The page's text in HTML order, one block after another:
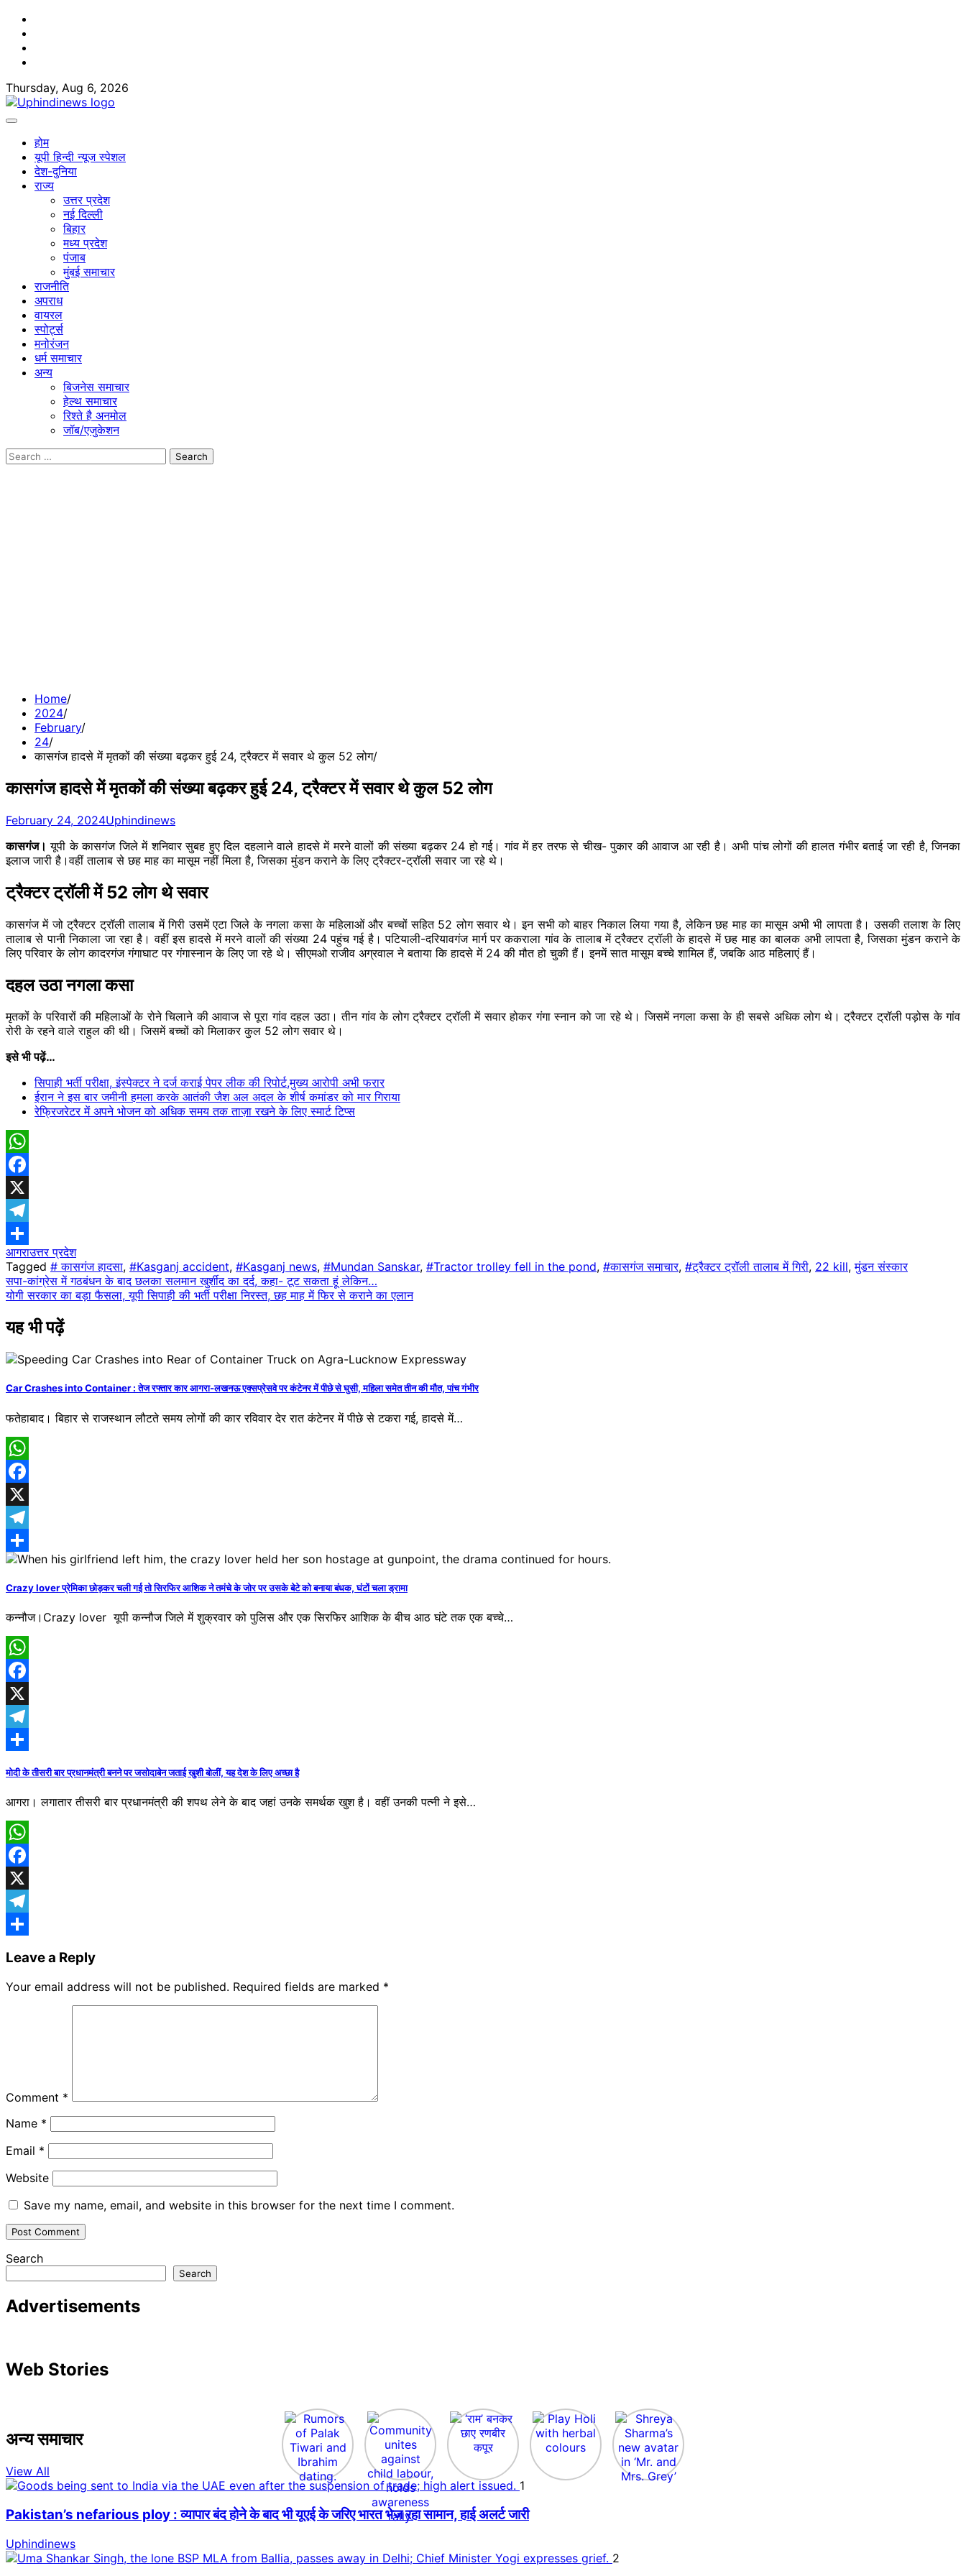
Skip
content
Thursday, Aug 6, 2026
होम
यूपी हिन्दी न्यूज स्पेशल
देश-दुनिया
राज्य
उत्तर प्रदेश
नई दिल्ली
बिहार
मध्य प्रदेश
पंजाब
मुंबई समाचार
राजनीति
अपराध
वायरल
स्पोर्ट्स
मनोरंजन
धर्म समाचार
अन्य
बिजनेस समाचार
हेल्थ समाचार
रिश्ते है अनमोल
जॉब/एजुकेशन
Search
Home
2024
February
24
कासगंज हादसे में मृतकों की संख्या बढ़कर हुई 24, ट्रैक्टर में सवार थे कुल 52 लोग
कासगंज हादसे में मृतकों की संख्या बढ़कर हुई 24, ट्रैक्टर में सवार थे कुल 52 लोग
February 24, 2024Uphindinews
कासगंज। यूपी के कासगंज जिले में शनिवार सुबह हुए दिल दहलाने वाले हादसे में मरने वालों की संख्या बढ़कर 24 हो गई। गांव में हर तरफ से चीख- पुकार की आवाज आ रही है। अभी पांच लोगों की हालत गंभीर बताई जा रही है, जिनका
इलाज जारी है।वहीं तालाब से छह माह का मासूम नहीं मिला है, जिसका मुंडन कराने के लिए ट्रैक्टर-ट्रॉली सवार जा रहे थे।
ट्रैक्टर ट्रॉली में 52 लोग थे सवार
कासगंज में जो ट्रैक्टर ट्रॉली तालाब में गिरी उसमें एटा जिले के नगला कसा के महिलाओं और बच्चों सहित 52 लोग सवार थे। इन सभी को बाहर निकाल लिया गया है, लेकिन छह माह का मासूम अभी भी लापता है। उसकी तलाश के लिए
तालाब से पानी निकाला जा रहा है। वहीं इस हादसे में मरने वालों की संख्या 24 पहुंच गई है। पटियाली-दरियावगंज मार्ग पर ककराला गांव के तालाब में ट्रैक्टर ट्रॉली के हादसे में छह माह का बालक अभी लापता है, जिसका मुंडन कराने के
लिए परिवार के लोग कादरगंज गंगाघाट पर गंगास्नान के लिए जा रहे थे। सीएमओ राजीव अग्रवाल ने बताया कि हादसे में 24 की मौत हो चुकी हैं। इनमें सात मासूम बच्चे शामिल हैं, जबकि आठ महिलाएं हैं।
दहल उठा नगला कसा
मृतकों के परिवारों की महिलाओं के रोने चिलाने की आवाज से पूरा गांव दहल उठा। तीन गांव के लोग ट्रैक्टर ट्रॉली में सवार होकर गंगा स्नान को जा रहे थे। जिसमें नगला कसा के ही सबसे अधिक लोग थे। ट्रैक्टर ट्रॉली पड़ोस के गांव
रोरी के रहने वाले राहुल की थी। जिसमें बच्चों को मिलाकर कुल 52 लोग सवार थे।
इसे भी पढ़ें…
सिपाही भर्ती परीक्षा, इंस्पेक्टर ने दर्ज कराई पेपर लीक की रिपोर्ट,मुख्य आरोपी अभी फरार
ईरान ने इस बार जमीनी हमला करके आतंकी जैश अल अदल के शीर्ष कमांडर को मार गिराया
रेफ्रिजरेटर में अपने भोजन को अधिक समय तक ताज़ा रखने के लिए स्मार्ट टिप्स
WhatsApp
Facebook
X
Telegram
Share
आगराउत्तर प्रदेश
Tagged # कासगंज हादसा, #Kasganj accident, #Kasganj news, #Mundan Sanskar, #Tractor trolley fell in the pond, #कासगंज समाचार, #ट्रैक्टर ट्रॉली तालाब में गिरी, 22 kill,मुंडन संस्कार
Post
navigation
सपा-कांग्रेस में गठबंधन के बाद छलका सलमान खुर्शीद का दर्द, कहा- टूट सकता हूं लेकिन…
योगी सरकार का बड़ा फैसला, यूपी सिपाही की भर्ती परीक्षा निरस्त, छह माह में फिर से कराने का एलान
यह भी पढ़ें
Car Crashes into Container : तेज रफ्तार कार आगरा-लखनऊ एक्सप्रेसवे पर कंटेनर में पीछे से घुसी, महिला समेत तीन की मौत, पांच गंभीर
फतेहाबाद। बिहार से राजस्थान लौटते समय लोगों की कार रविवार देर रात कंटेनर में पीछे से टकरा गई, हादसे में…
WhatsApp
Facebook
X
Telegram
Share
Crazy lover प्रेमिका छोड़कर चली गई तो सिरफिर आशिक ने तमंचे के जोर पर उसके बेटे को बनाया बंधक, घंटों चला ड्रामा
कन्नौज।Crazy lover यूपी कन्नौज जिले में शुक्रवार को पुलिस और एक सिरफिर आशिक के बीच आठ घंटे तक एक बच्चे…
WhatsApp
Facebook
X
Telegram
मोदी के तीसरी बार प्रधानमंत्री बनने पर जसोदाबेन जताई खुशी बोलीं, यह देश के लिए अच्छा है
आगरा। लगातार तीसरी बार प्रधानमंत्री की शपथ लेने के बाद जहां उनके समर्थक खुश है। वहीं उनकी पत्नी ने इसे…
WhatsApp
Facebook
X
Telegram
Leave a Reply
Your email address will not be published. Required fields are marked *
Comment *
Name *
Email *
Website
Save my name, email, and website in this browser for the next time I comment.
Search
Search
Advertisements
Web Stories
अन्य समाचार
View All
1
Pakistan’s nefarious ploy : व्यापार बंद होने के बाद भी यूएई के जरिए भारत भेज रहा सामान, हाई अलर्ट जारी
Uphindinews
2